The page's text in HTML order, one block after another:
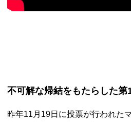
不可解な帰結をもたらした第
昨年11月19日に投票が行われた